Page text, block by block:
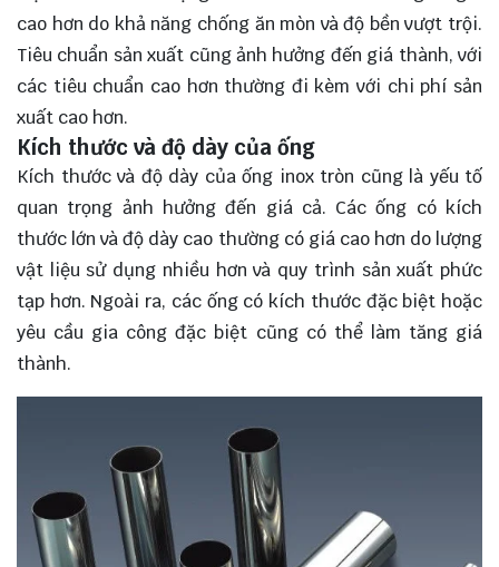
cao hơn do khả năng chống ăn mòn và độ bền vượt trội.
Tiêu chuẩn sản xuất cũng ảnh hưởng đến giá thành, với
các tiêu chuẩn cao hơn thường đi kèm với chi phí sản
xuất cao hơn.
Kích thước và độ dày của ống
Kích thước và độ dày của ống inox tròn cũng là yếu tố
quan trọng ảnh hưởng đến giá cả. Các ống có kích
thước lớn và độ dày cao thường có giá cao hơn do lượng
vật liệu sử dụng nhiều hơn và quy trình sản xuất phức
tạp hơn. Ngoài ra, các ống có kích thước đặc biệt hoặc
yêu cầu gia công đặc biệt cũng có thể làm tăng giá
thành.